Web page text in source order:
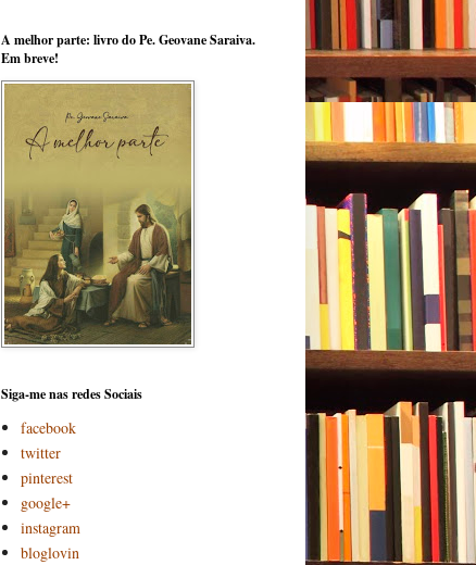
A melhor parte: livro do Pe. Geovane Saraiva.
Em breve!
Siga-me nas redes Sociais
facebook
twitter
pinterest
google+
instagram
bloglovin